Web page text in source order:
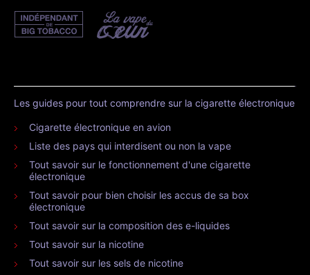
Les guides pour tout comprendre sur la cigarette électronique
Cigarette électronique en avion
Liste des pays qui interdisent ou non la vape
Tout savoir sur le fonctionnement d'une cigarette
électronique
Tout savoir pour bien choisir les accus de sa box
électronique
Tout savoir sur la composition des e-liquides
Tout savoir sur la nicotine
Tout savoir sur les sels de nicotine